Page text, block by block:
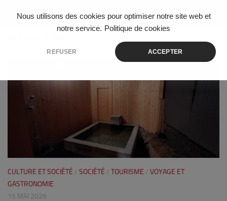
Nous utilisons des cookies pour optimiser notre site web et
notre service. Politique de cookies
REFUSER ACCEPTER
Skip to content
CULTURE ET SOCIÉTÉ / SOCIÉTÉ / TOURISME / VOYAGE ET
GASTRONOMIE
15 MAI 2026